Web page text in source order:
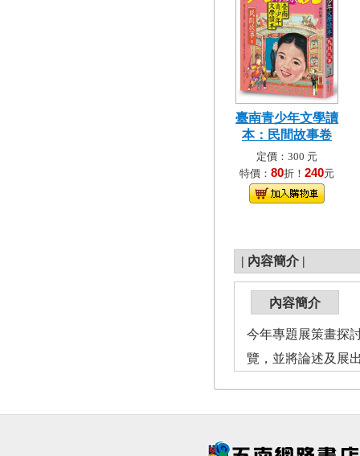
臺南青少年文學讀
本：民間故事卷
定價：300 元
特價： 80折！ 240元
| 內容簡介 |
內容簡介
今年專題展策畫探
覽，並將論述及展